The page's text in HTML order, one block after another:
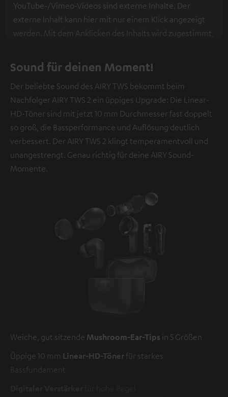
YouTube-/Vimeo-Videos sind externe Inhalte. Der
externe Inhalt kann hier mit nur einem Klick angezeigt
werden. Mit dem Anklicken des Inhalts wird zugestimmt,
personenbezogene Daten an Drittplattformen
übermittelt werden.Weitere Informationen sind in der
Datenschutzerklärung unter I zu finden.
Sound für deinen Moment!
Der beliebte Sound des AIRY TWS bekommt beim
Nachfolger AIRY TWS 2 ein üppiges Upgrade: Die Linear-
HD-Töner sind mit jetzt 10 mm Durchmesser fast doppelt
so groß, die Bassperformance und Auflösung deutlich
verbessert. Der AIRY TWS 2 klingt temperamentvoll und
unangestrengt. Genau richtig für deine AIRY Sound-
Momente.
Weiche, gut sitzende Mushroom-Ear-Tips in 5 Größen
Üppige 10 mm Linear-HD-Töner für starkes
Bassfundament